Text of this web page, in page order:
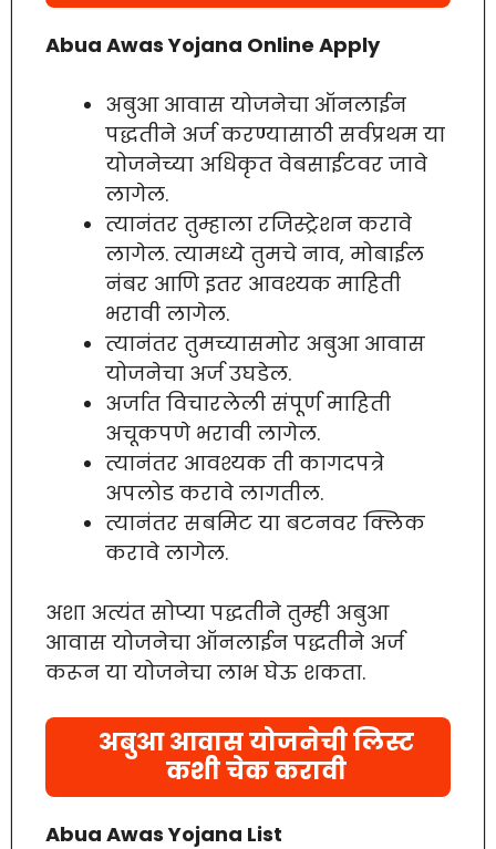
Abua Awas Yojana Online Apply
अबुआ आवास योजनेचा ऑनलाईन
पद्धतीने अर्ज करण्यासाठी सर्वप्रथम या
योजनेच्या अधिकृत वेबसाईटवर जावे
लागेल.
त्यानंतर तुम्हाला रजिस्ट्रेशन करावे
लागेल. त्यामध्ये तुमचे नाव, मोबाईल
नंबर आणि इतर आवश्यक माहिती
भरावी लागेल.
त्यानंतर तुमच्यासमोर अबुआ आवास
योजनेचा अर्ज उघडेल.
अर्जात विचारलेली संपूर्ण माहिती
अचूकपणे भरावी लागेल.
त्यानंतर आवश्यक ती कागदपत्रे
अपलोड करावे लागतील.
त्यानंतर सबमिट या बटनवर क्लिक
करावे लागेल.
अशा अत्यंत सोप्या पद्धतीने तुम्ही अबुआ
आवास योजनेचा ऑनलाईन पद्धतीने अर्ज
करून या योजनेचा लाभ घेऊ शकता.
अबुआ आवास योजनेची लिस्ट
कशी चेक करावी
Abua Awas Yojana List